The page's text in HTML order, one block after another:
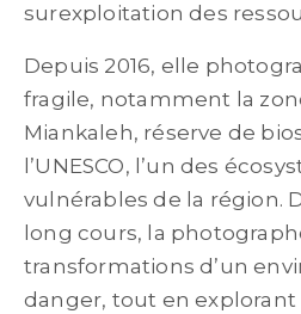
surexploitation des
Depuis 2016, elle
fragile, notamment la
Miankaleh, réserve de
l’UNESCO, l’un des
vulnérables de la région.
long cours, la
transformations d’un
danger, tout en explorant